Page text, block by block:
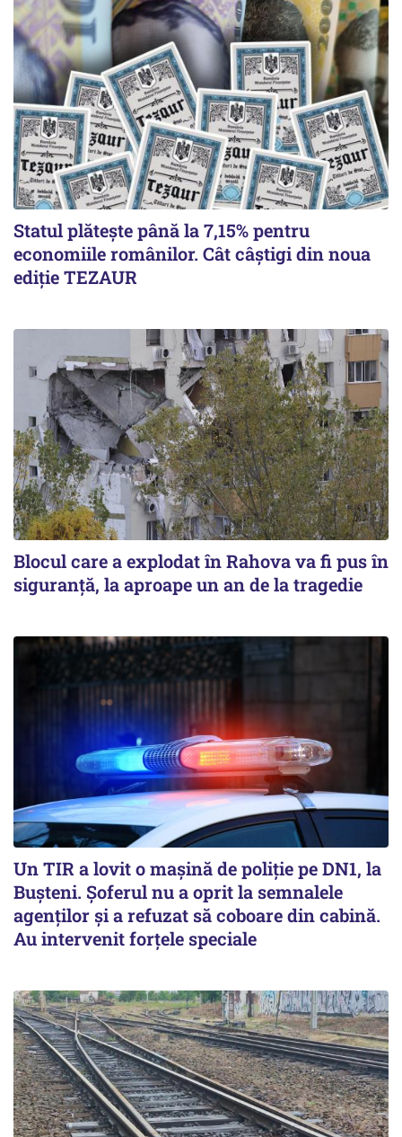
Statul plătește până la 7,15% pentru
economiile românilor. Cât câștigi din noua
ediție TEZAUR
Blocul care a explodat în Rahova va fi pus în
siguranţă, la aproape un an de la tragedie
Un TIR a lovit o maşină de poliţie pe DN1, la
Buşteni. Şoferul nu a oprit la semnalele
agenţilor şi a refuzat să coboare din cabină.
Au intervenit forţele speciale